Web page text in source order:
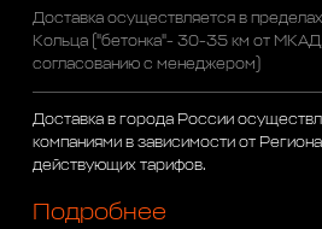
Доставка осуществляется в
Кольца ("бетонка"- 30-35 км от
согласованию с менеджером)
Доставка в города России
компаниями в зависимости от
действующих тарифов.
Подробнее